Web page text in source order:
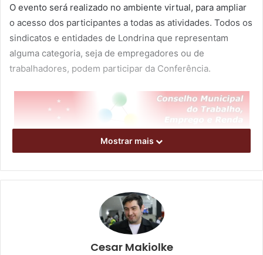
O evento será realizado no ambiente virtual, para ampliar
o acesso dos participantes a todas as atividades. Todos os
sindicatos e entidades de Londrina que representam
alguma categoria, seja de empregadores ou de
trabalhadores, podem participar da Conferência.
Mostrar mais
Cesar Makiolke